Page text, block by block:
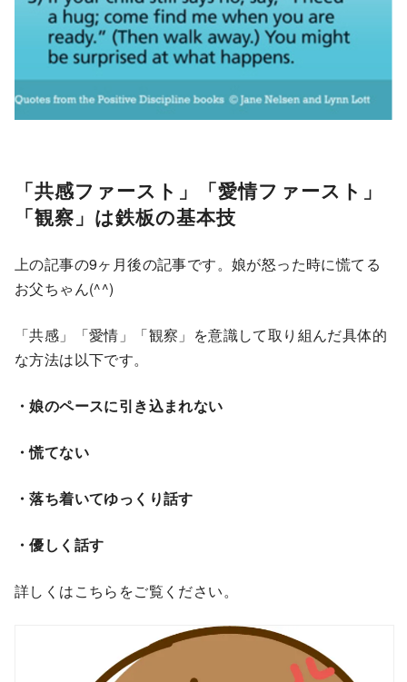
「共感ファースト」「愛情ファースト」
「観察」は鉄板の基本技
上の記事の9ヶ月後の記事です。娘が怒った時に慌てる
お父ちゃん(^^)
「共感」「愛情」「観察」を意識して取り組んだ具体的
な方法は以下です。
・娘のペースに引き込まれない
・慌てない
・落ち着いてゆっくり話す
・優しく話す
詳しくはこちらをご覧ください。